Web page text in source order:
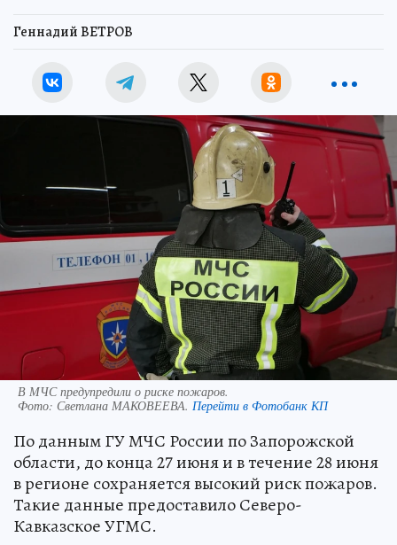
Геннадий ВЕТРОВ
В МЧС предупредили о риске пожаров.
Фото: Светлана МАКОВЕЕВА. Перейти в Фотобанк КП
По данным ГУ МЧС России по Запорожской
области, до конца 27 июня и в течение 28 июня
в регионе сохраняется высокий риск пожаров.
Такие данные предоставило Северо-
Кавказское УГМС.